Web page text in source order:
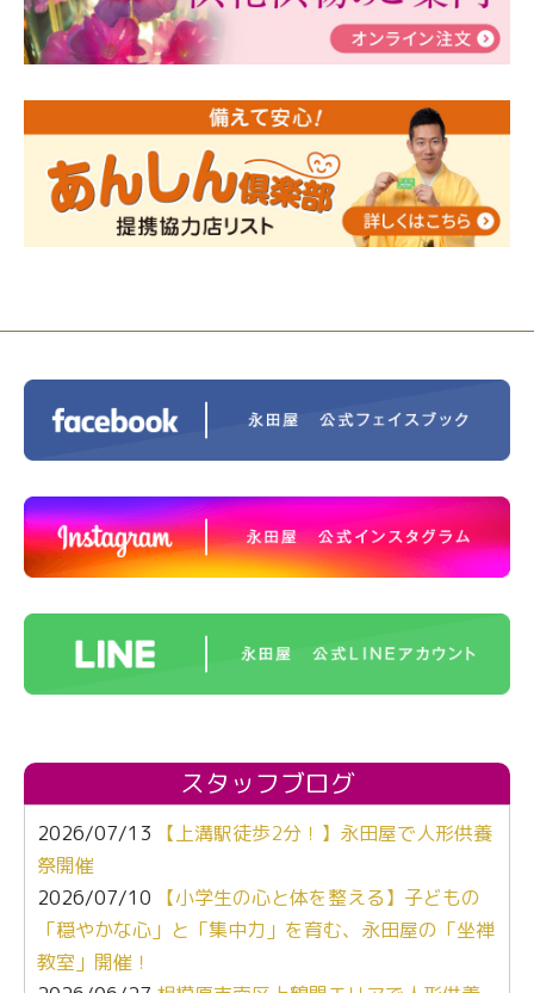
2024/01/19令和6年能登半島地震災害の寄付のご報
告
人形供養 寄付のご報告
2023/12/16終活なるほど教室＠小さな家族葬ハウ
ス®上鶴間 エンディングノートを書いてみよう！
2023/11/29 永田屋創業110周年記念式典 レンブラ
ントホテル東京町田
スタッフブログ
2026/07/13
【上溝駅徒歩2分！】永田屋で人形供養
祭開催
2026/07/10
【小学生の心と体を整える】子どもの
「穏やかな心」と「集中力」を育む、永田屋の「坐禅
教室」開催！